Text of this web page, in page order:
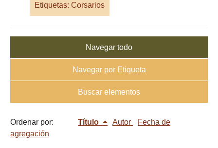
Etiquetas: Corsarios
Navegar todo
Navegar por Etiqueta
Buscar elementos
Ordenar por: Título Autor
Fecha de
agregación